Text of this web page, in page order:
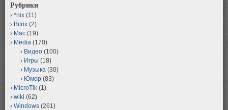
Рубрики
*nix (11)
Bitrix (2)
Mac (19)
Media (170)
Видео (100)
Игры (18)
Музыка (30)
Юмор (83)
MicroTik (1)
wiki (62)
Windows (261)